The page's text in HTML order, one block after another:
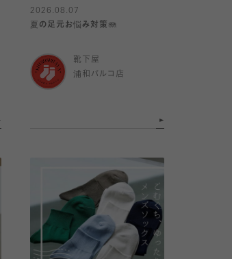
2026.08.07
夏の足元お悩み対策🪼
靴下屋
浦和パルコ店